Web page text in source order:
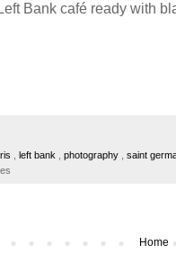
Bank café ready with
left bank photography saint
Home